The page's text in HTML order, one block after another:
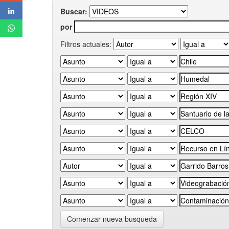
Buscar:
por
Filtros actuales:
Comenzar nueva busqueda